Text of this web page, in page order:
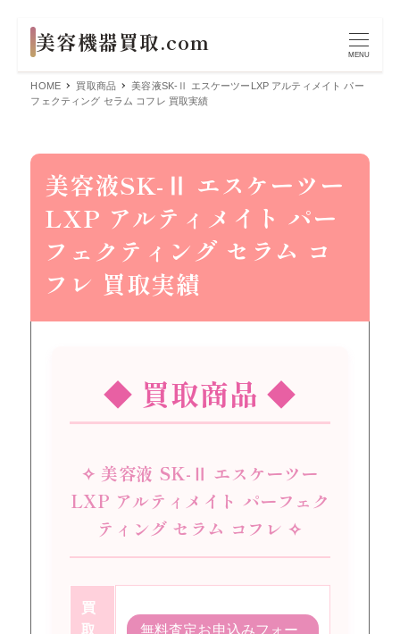
MENU
HOME 買取商品
美容液SK-Ⅱ エスケーツーLXP アルティメイト パー
フェクティング セラム コフレ 買取実績
美容液SK-Ⅱ エスケーツー
LXP アルティメイト パー
フェクティング セラム コ
フレ 買取実績
◆ 買取商品 ◆
✧ 美容液 SK-Ⅱ エスケーツー
LXP アルティメイト パーフェク
ティング セラム コフレ ✧
買
取
無料査定お申込みフォー